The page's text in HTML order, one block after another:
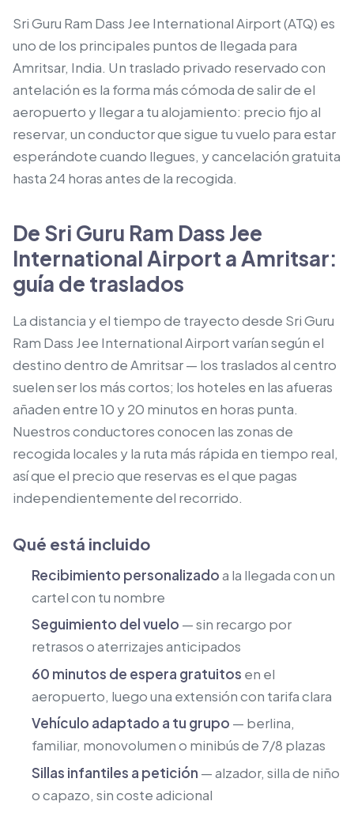
Sri Guru Ram Dass Jee International Airport (ATQ) es
uno de los principales puntos de llegada para
Amritsar, India. Un traslado privado reservado con
antelación es la forma más cómoda de salir de el
aeropuerto y llegar a tu alojamiento: precio fijo al
reservar, un conductor que sigue tu vuelo para estar
esperándote cuando llegues, y cancelación gratuita
hasta 24 horas antes de la recogida.
De Sri Guru Ram Dass Jee
International Airport a Amritsar:
guía de traslados
La distancia y el tiempo de trayecto desde Sri Guru
Ram Dass Jee International Airport varían según el
destino dentro de Amritsar — los traslados al centro
suelen ser los más cortos; los hoteles en las afueras
añaden entre 10 y 20 minutos en horas punta.
Nuestros conductores conocen las zonas de
recogida locales y la ruta más rápida en tiempo real,
así que el precio que reservas es el que pagas
independientemente del recorrido.
Qué está incluido
Recibimiento personalizadoa la llegada con un
cartel con tu nombre
Seguimiento del vuelo — sin recargo por
retrasos o aterrizajes anticipados
60 minutos de espera gratuitos en el
aeropuerto, luego una extensión con tarifa clara
Vehículo adaptado a tu grupo — berlina,
familiar, monovolumen o minibús de 7/8 plazas
Sillas infantiles a petición — alzador, silla de niño
o capazo, sin coste adicional